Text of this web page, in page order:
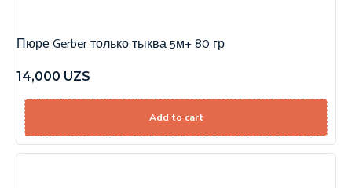
Пюре Gerber только тыква 5м+ 80 гр
14,000 UZS
Add to cart